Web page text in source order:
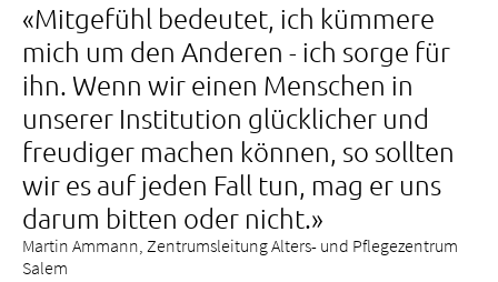
«Mitgefühl bedeutet, ich kümmere
mich um den Anderen - ich sorge für
ihn. Wenn wir einen Menschen in
unserer Institution glücklicher und
freudiger machen können, so sollten
wir es auf jeden Fall tun, mag er uns
darum bitten oder nicht.»
Martin Ammann, Zentrumsleitung Alters- und Pflegezentrum
Salem